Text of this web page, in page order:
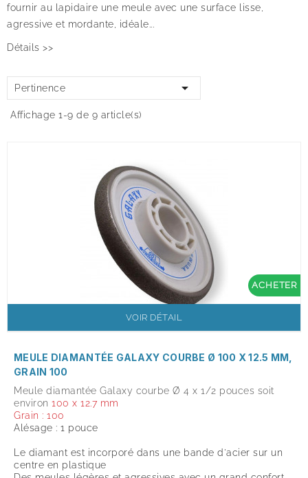
fournir au lapidaire une meule avec une surface lisse,
agressive et mordante, idéale...
Détails >>
Pertinence 
Affichage 1-9 de 9 article(s)
ACHETER
VOIR DÉTAIL
MEULE DIAMANTÉE GALAXY COURBE Ø 100 X 12.5 MM,
GRAIN 100
Meule diamantée Galaxy courbe Ø 4 x 1/2 pouces soit
environ 100 x 12.7 mm
Grain : 100
Alésage : 1 pouce
Le diamant est incorporé dans une bande d'acier sur un
centre en plastique